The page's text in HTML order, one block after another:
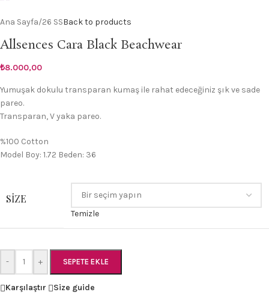
Ana Sayfa/26 SSBack to products
Allsences Cara Black Beachwear
₺8.000,00
Yumuşak dokulu transparan kumaş ile rahat edeceğiniz şık ve sade
pareo.
Transparan, V yaka pareo.
%100 Cotton
Model Boy: 1.72 Beden: 36
SIZE
Temizle
- + SEPETE EKLE
Karşılaştır
Size guide